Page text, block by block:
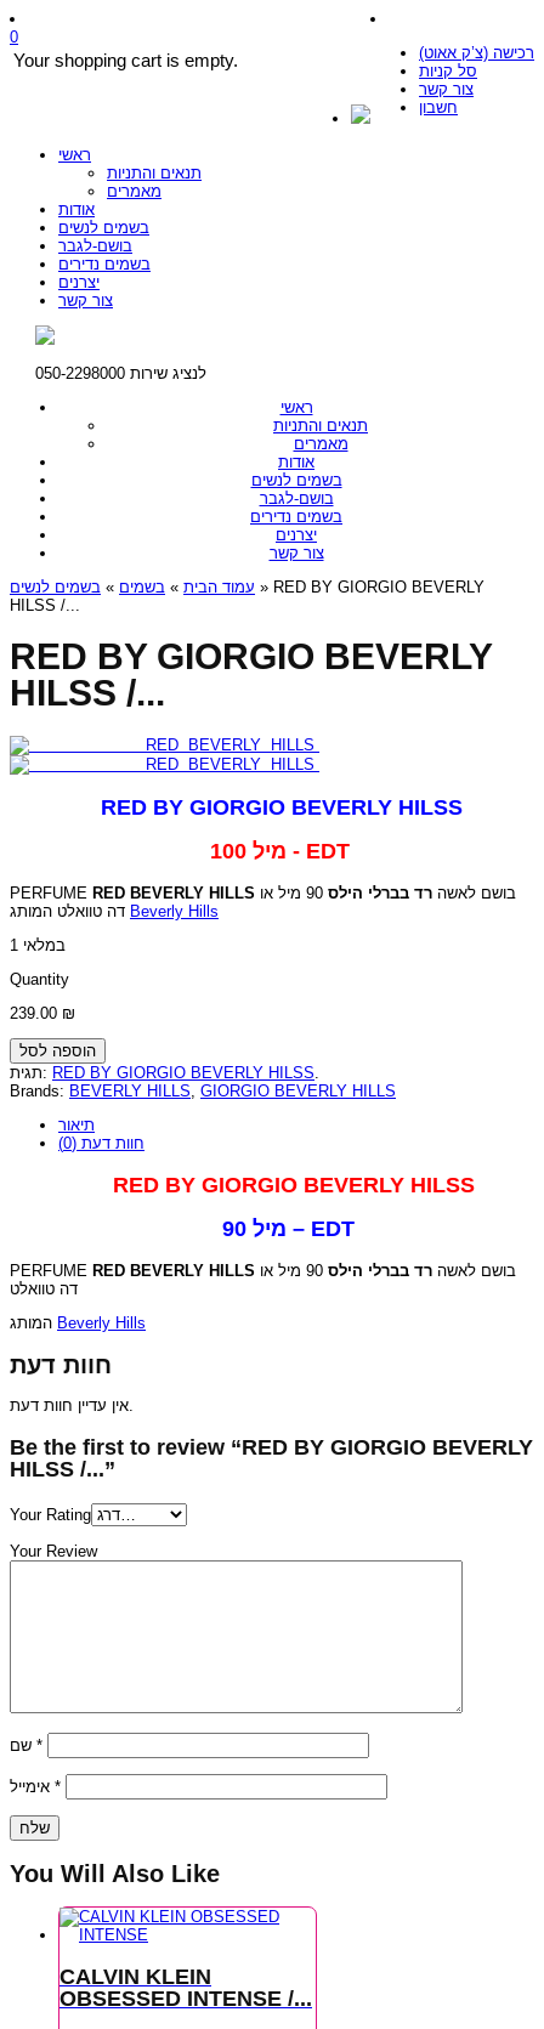
רכישה (צ’ק אאוט)
סל קניות
צור קשר
חשבון
0
Your shopping cart is empty.
ראשי
תנאים והתניות
מאמרים
אודות
בשמים לנשים
בושם-לגבר
בשמים נדירים
יצרנים
צור קשר
לנציג שירות 050-2298000
ראשי
תנאים והתניות
מאמרים
אודות
בשמים לנשים
בושם-לגבר
בשמים נדירים
יצרנים
צור קשר
עמוד הבית » בשמים » בשמים לנשים
» RED BY GIORGIO BEVERLY
HILSS /...
RED BY GIORGIO BEVERLY
HILSS /...
RED BY GIORGIO BEVERLY HILSS
100 מיל - EDT
PERFUME RED BEVERLY HILLS בושם לאשה רד בברלי הילס
90 מיל או
Beverly Hills
1 במלאי
Quantity
239.00 ₪
הוספה לסל
תגית: RED BY GIORGIO BEVERLY HILSS.
Brands: BEVERLY HILLS, GIORGIO BEVERLY HILLS
תיאור
חוות דעת (0)
RED BY GIORGIO BEVERLY HILSS
90 מיל – EDT
PERFUME RED BEVERLY HILLS בושם לאשה רד בברלי הילס
90 מיל או
דה טוואלט
Beverly Hills
חוות דעת
אין עדיין חוות דעת.
Be the first to review “RED BY GIORGIO BEVERLY
HILSS /...”
Your Rating
Your Review
*
*
You Will Also Like
CALVIN KLEIN
OBSESSED INTENSE /...